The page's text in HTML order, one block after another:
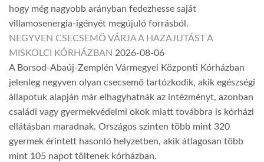
hogy még nagyobb arányban fedezhesse saját
villamosenergia-igényét megújuló forrásból.
NEGYVEN CSECSEMŐ VÁRJA A HAZAJUTÁST A
MISKOLCI KÓRHÁZBAN 2026-08-06
A Borsod-Abaúj-Zemplén Vármegyei Központi Kórházban
jelenleg negyven olyan csecsemő tartózkodik, akik egészségi
állapotuk alapján már elhagyhatnák az intézményt, azonban
családi vagy gyermekvédelmi okok miatt továbbra is kórházi
ellátásban maradnak. Országos szinten több mint 320
gyermek érintett hasonló helyzetben, akik átlagosan több
mint 105 napot töltenek kórházban.